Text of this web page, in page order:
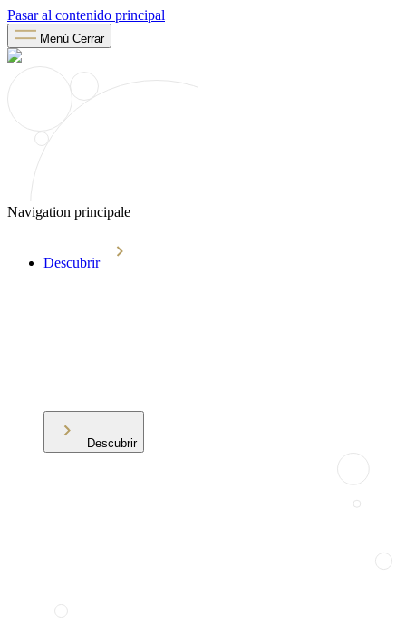
Pasar al contenido principal
Menú Cerrar
Navigation principale
Descubrir
Descubrir